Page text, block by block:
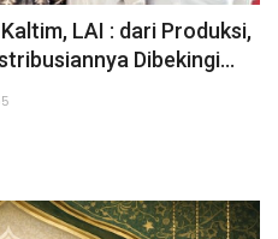
LAI : dari Produksi,
Dibekingi...